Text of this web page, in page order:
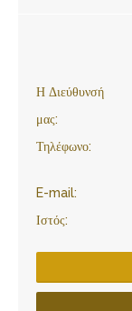
Η Διεύθυνσή
μας:
Τηλέφωνο:
E-mail:
Ιστός: